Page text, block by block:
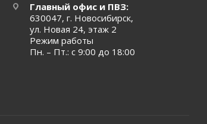
Главный офис и ПВЗ:
630047, г. Новосибирск,
ул. Новая 24, этаж 2
Режим работы
Пн. – Пт.: с 9:00 до 18:00